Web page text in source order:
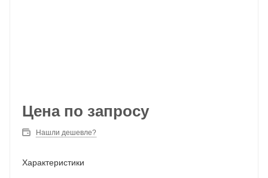
Цена по запросу
Нашли дешевле?
Характеристики